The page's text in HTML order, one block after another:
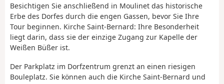
Besichtigen Sie anschließend in Moulinet das historische
Erbe des Dorfes durch die engen Gassen, bevor Sie Ihre
Tour beginnen. Kirche Saint-Bernard: Ihre Besonderheit
liegt darin, dass sie der einzige Zugang zur Kapelle der
Weißen Büßer ist.
Der Parkplatz im Dorfzentrum grenzt an einen riesigen
Bouleplatz. Sie können auch die Kirche Saint-Bernard und